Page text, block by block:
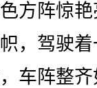
方阵惊
，驾驶
车阵整